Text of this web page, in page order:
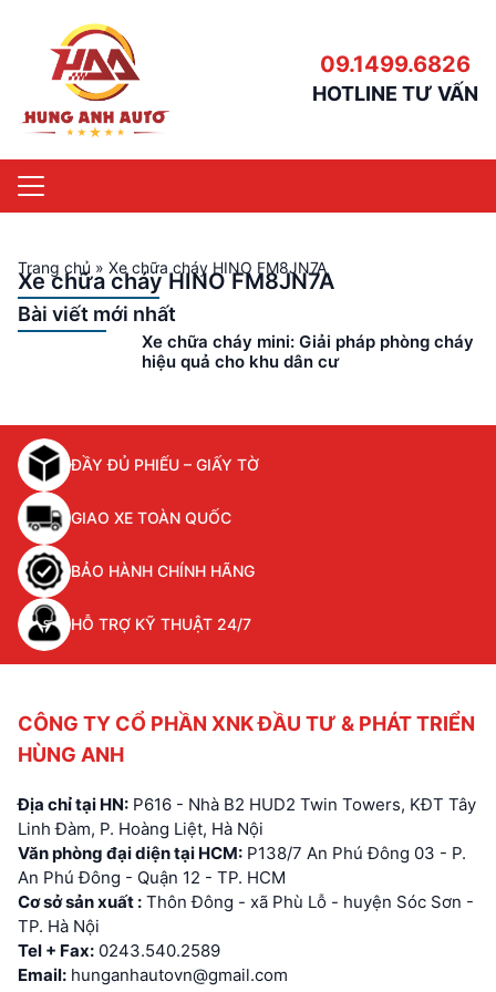
09.1499.6826
HOTLINE TƯ VẤN
Trang chủ » Xe chữa cháy HINO FM8JN7A
Xe chữa cháy HINO FM8JN7A
Bài viết mới nhất
Xe chữa cháy mini: Giải pháp phòng cháy
hiệu quả cho khu dân cư
ĐẦY ĐỦ PHIẾU – GIẤY TỜ
GIAO XE TOÀN QUỐC
BẢO HÀNH CHÍNH HÃNG
HỖ TRỢ KỸ THUẬT 24/7
CÔNG TY CỔ PHẦN XNK ĐẦU TƯ & PHÁT TRIỂN
HÙNG ANH
Địa chỉ tại HN: P616 - Nhà B2 HUD2 Twin Towers, KĐT Tây
Linh Đàm, P. Hoàng Liệt, Hà Nội
Văn phòng đại diện tại HCM: P138/7 An Phú Đông 03 - P.
An Phú Đông - Quận 12 - TP. HCM
Cơ sở sản xuất : Thôn Đông - xã Phù Lỗ - huyện Sóc Sơn -
TP. Hà Nội
Tel + Fax: 0243.540.2589
Email: hunganhautovn@gmail.com